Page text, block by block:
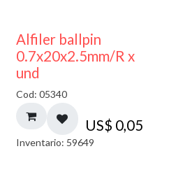
Alfiler ballpin
0.7x20x2.5mm/R x
und
Cod: 05340
US$ 0,05
Inventario: 59649